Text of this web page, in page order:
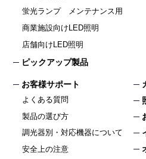
蛍光ランプ メンテナンス用
商業施設向けLED照明
店舗向けLED照明
ピックアップ製品
お客様サポート
よくある質問
製品の選び方
調光器別・対応機器について
安全上の注意